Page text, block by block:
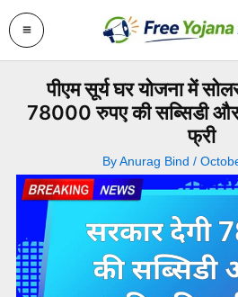
Skip
to
content
पीएम सूर्य घर योजना में
78000 रुपए की सब्सिडी
फ्री
ByAnurag Bind /